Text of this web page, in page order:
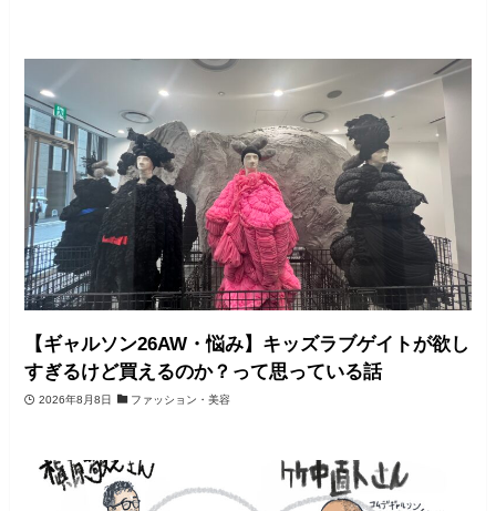
【ギャルソン26AW・悩み】キッズラブゲイトが欲し
すぎるけど買えるのか？って思っている話
2026年8月8日 ファッション・美容